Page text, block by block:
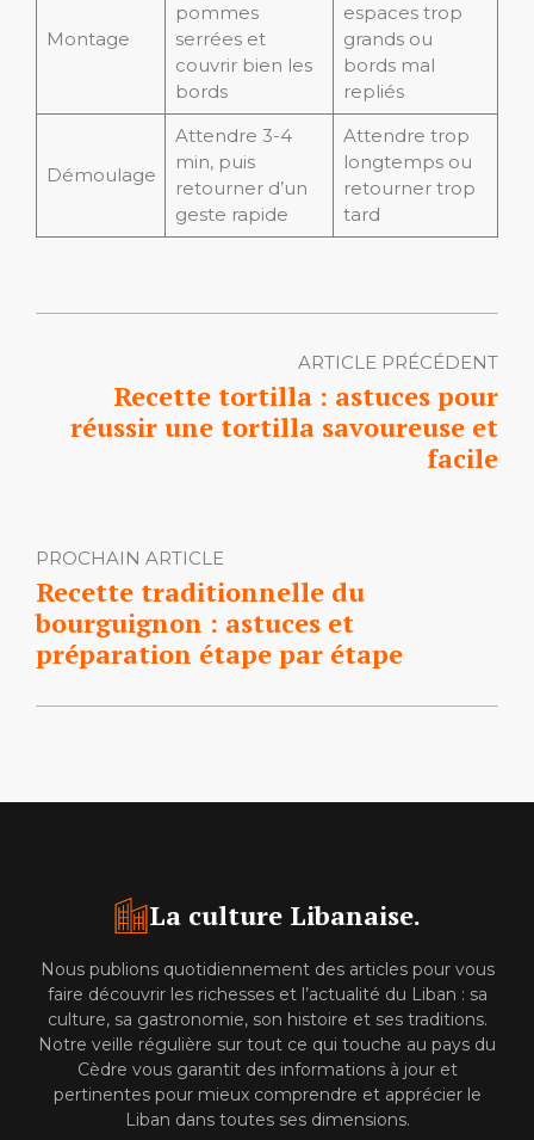
Montage
pommes
serrées et
couvrir bien les
bords
espaces trop
grands ou
bords mal
repliés
Démoulage
Attendre 3-4
min, puis
retourner d’un
geste rapide
Attendre trop
longtemps ou
retourner trop
tard
ARTICLE PRÉCÉDENT
Recette tortilla : astuces pour
réussir une tortilla savoureuse et
facile
PROCHAIN ARTICLE
Recette traditionnelle du
bourguignon : astuces et
préparation étape par étape
La culture Libanaise.
Nous publions quotidiennement des articles pour vous
faire découvrir les richesses et l’actualité du Liban : sa
culture, sa gastronomie, son histoire et ses traditions.
Notre veille régulière sur tout ce qui touche au pays du
Cèdre vous garantit des informations à jour et
pertinentes pour mieux comprendre et apprécier le
Liban dans toutes ses dimensions.